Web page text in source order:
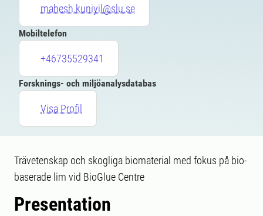
mahesh.kuniyil@slu.se
Mobiltelefon
+46735529341
Forsknings- och miljöanalysdatabas
Visa Profil
Trävetenskap och skogliga biomaterial med fokus på bio-
baserade lim vid BioGlue Centre
Presentation